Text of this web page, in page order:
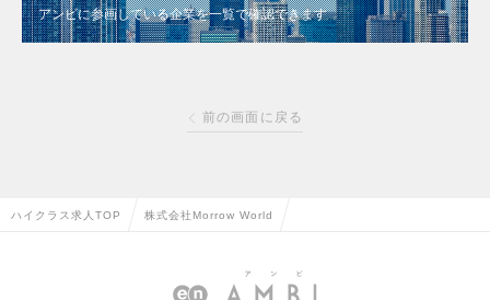
アンビに参画している企業を一覧で確認できます
前の画面に戻る
ハイクラス求人TOP 株式会社Morrow World